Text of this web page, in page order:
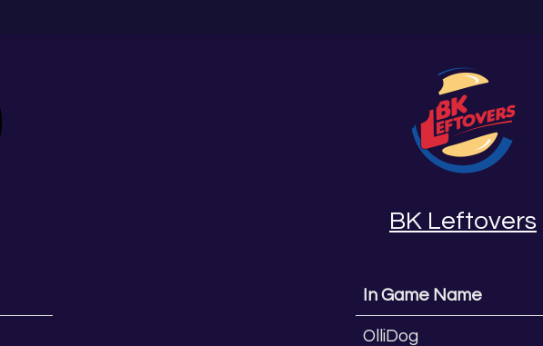
BK Leftovers
In Game Name
OlliDog